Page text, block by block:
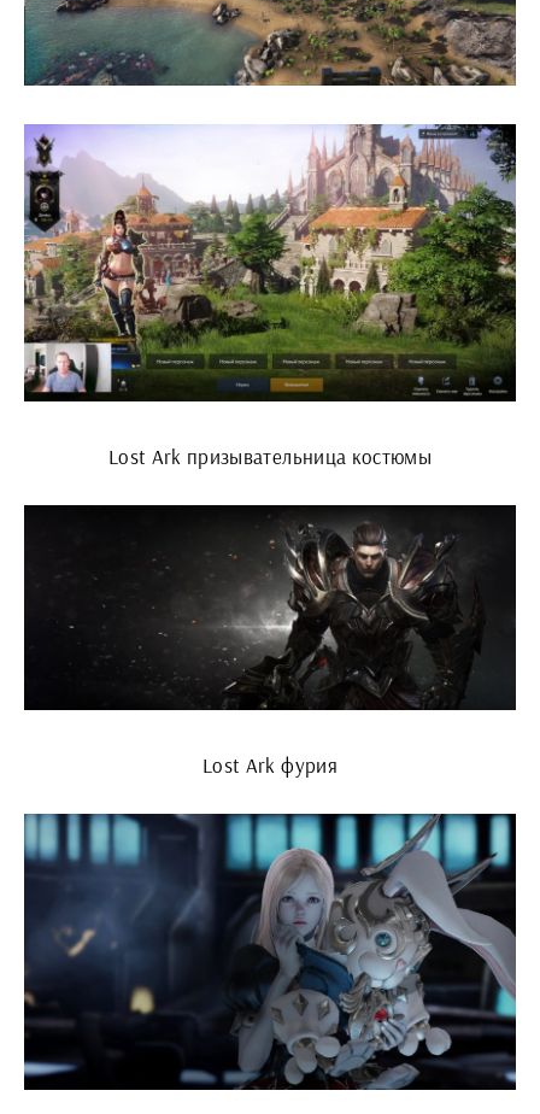
Lost Ark призывательница костюмы
Lost Ark фурия